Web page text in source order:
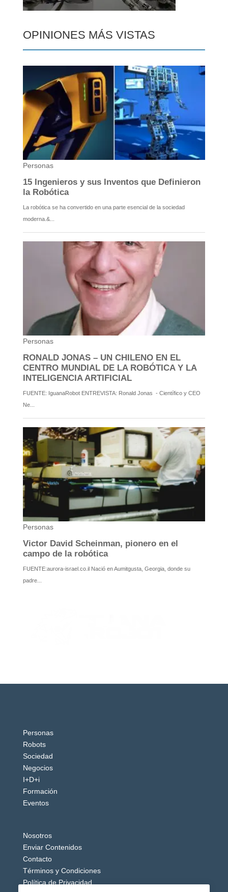
OPINIONES MÁS VISTAS
Personas
Robots
Sociedad
Negocios
I+D+i
Formación
Eventos
Nosotros
Enviar Contenidos
Contacto
Términos y Condiciones
Política de Privacidad